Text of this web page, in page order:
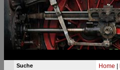
Suche Home